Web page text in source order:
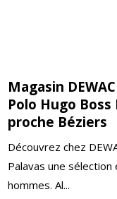
Magasin
Polo Hugo
proche Béziers
Découvrez chez
Palavas une
hommes. Al...